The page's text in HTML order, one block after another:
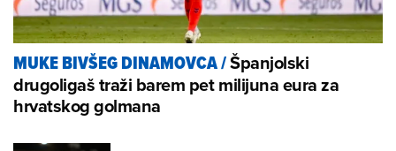
MUKE BIVŠEG DINAMOVCA/Španjolski
drugoligaš traži barem pet milijuna eura za
hrvatskog golmana